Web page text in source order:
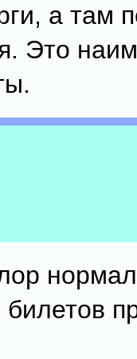
а там
Это
билетов